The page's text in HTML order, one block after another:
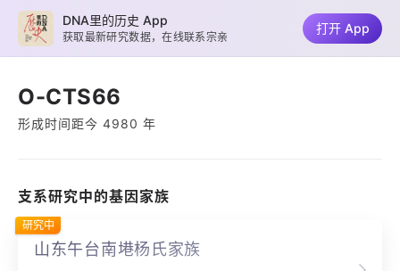
O-CTS66
形成时间距今 4980 年
支系研究中的基因家族
山东午台南塂杨氏家族
研究中
DNA里的历史 App
获取最新研究数据，在线联系宗亲
打开 App